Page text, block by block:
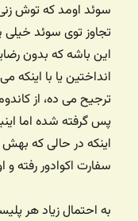
سوئد اومد که توش زنی
تجاوز توی سوئد خیلی
این باشه که بدون
انداختین یا با
ترجیح می ده، از
پس گرفته شده اما
اینکه در حالی که بهش
سفارت اکوادور رفته و
به احتمال زیاد هر